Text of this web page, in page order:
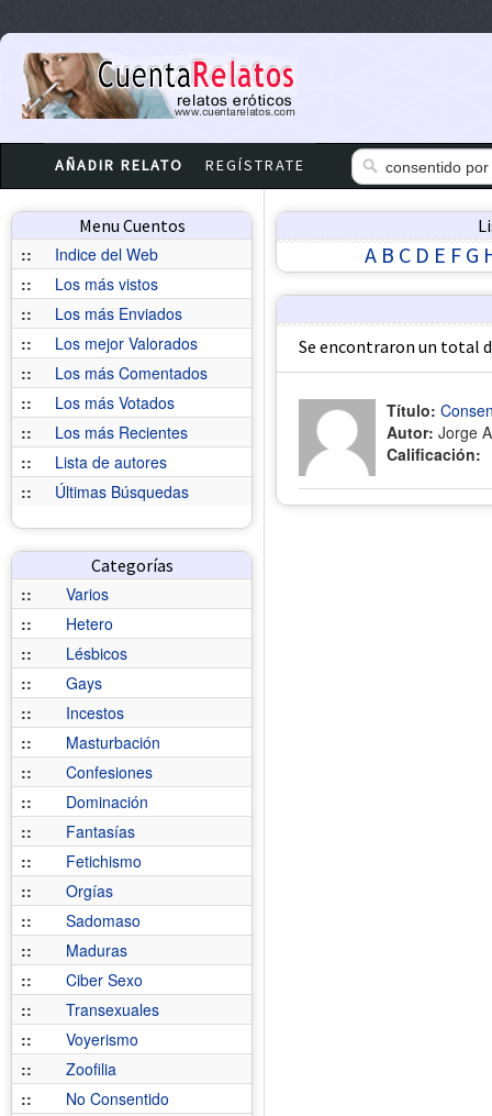
AÑADIR RELATO REGÍSTRATE
Menu Cuentos
::
Indice del Web
::
Los más vistos
::
Los más Enviados
::
Los mejor Valorados
::
Los más Comentados
::
Los más Votados
::
Los más Recientes
::
Lista de autores
::
Últimas Búsquedas
Categorías
::
Varios
::
Hetero
::
Lésbicos
::
Gays
::
Incestos
::
Masturbación
::
Confesiones
::
Dominación
::
Fantasías
::
Fetichismo
::
Orgías
::
Sadomaso
::
Maduras
::
Ciber Sexo
::
Transexuales
::
Voyerismo
::
Zoofilia
::
No Consentido
A B C D E F G
Se encontraron un total
Título:
Autor: Jorge
Calificación: